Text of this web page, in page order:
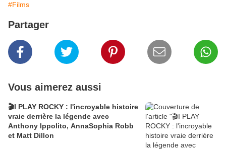
#Films
Partager
Vous aimerez aussi
🎬I PLAY ROCKY : l'incroyable histoire
vraie derrière la légende avec
Anthony Ippolito, AnnaSophia Robb
et Matt Dillon